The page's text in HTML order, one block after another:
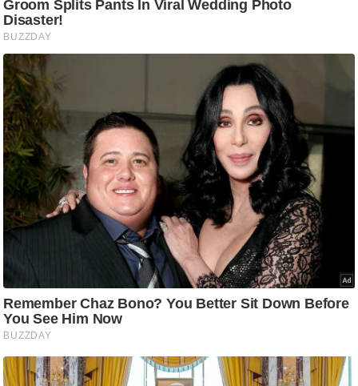
ज्यो
ति
ष
प्र
भु
म
हि
मा
/
ध
र्म
व्र
त
त्यो
हा
र